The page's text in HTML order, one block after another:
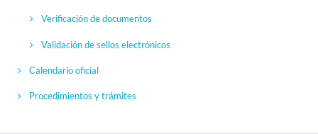
Verificación de documentos
Validación de sellos electrónicos
Calendario oficial
Procedimientos y trámites